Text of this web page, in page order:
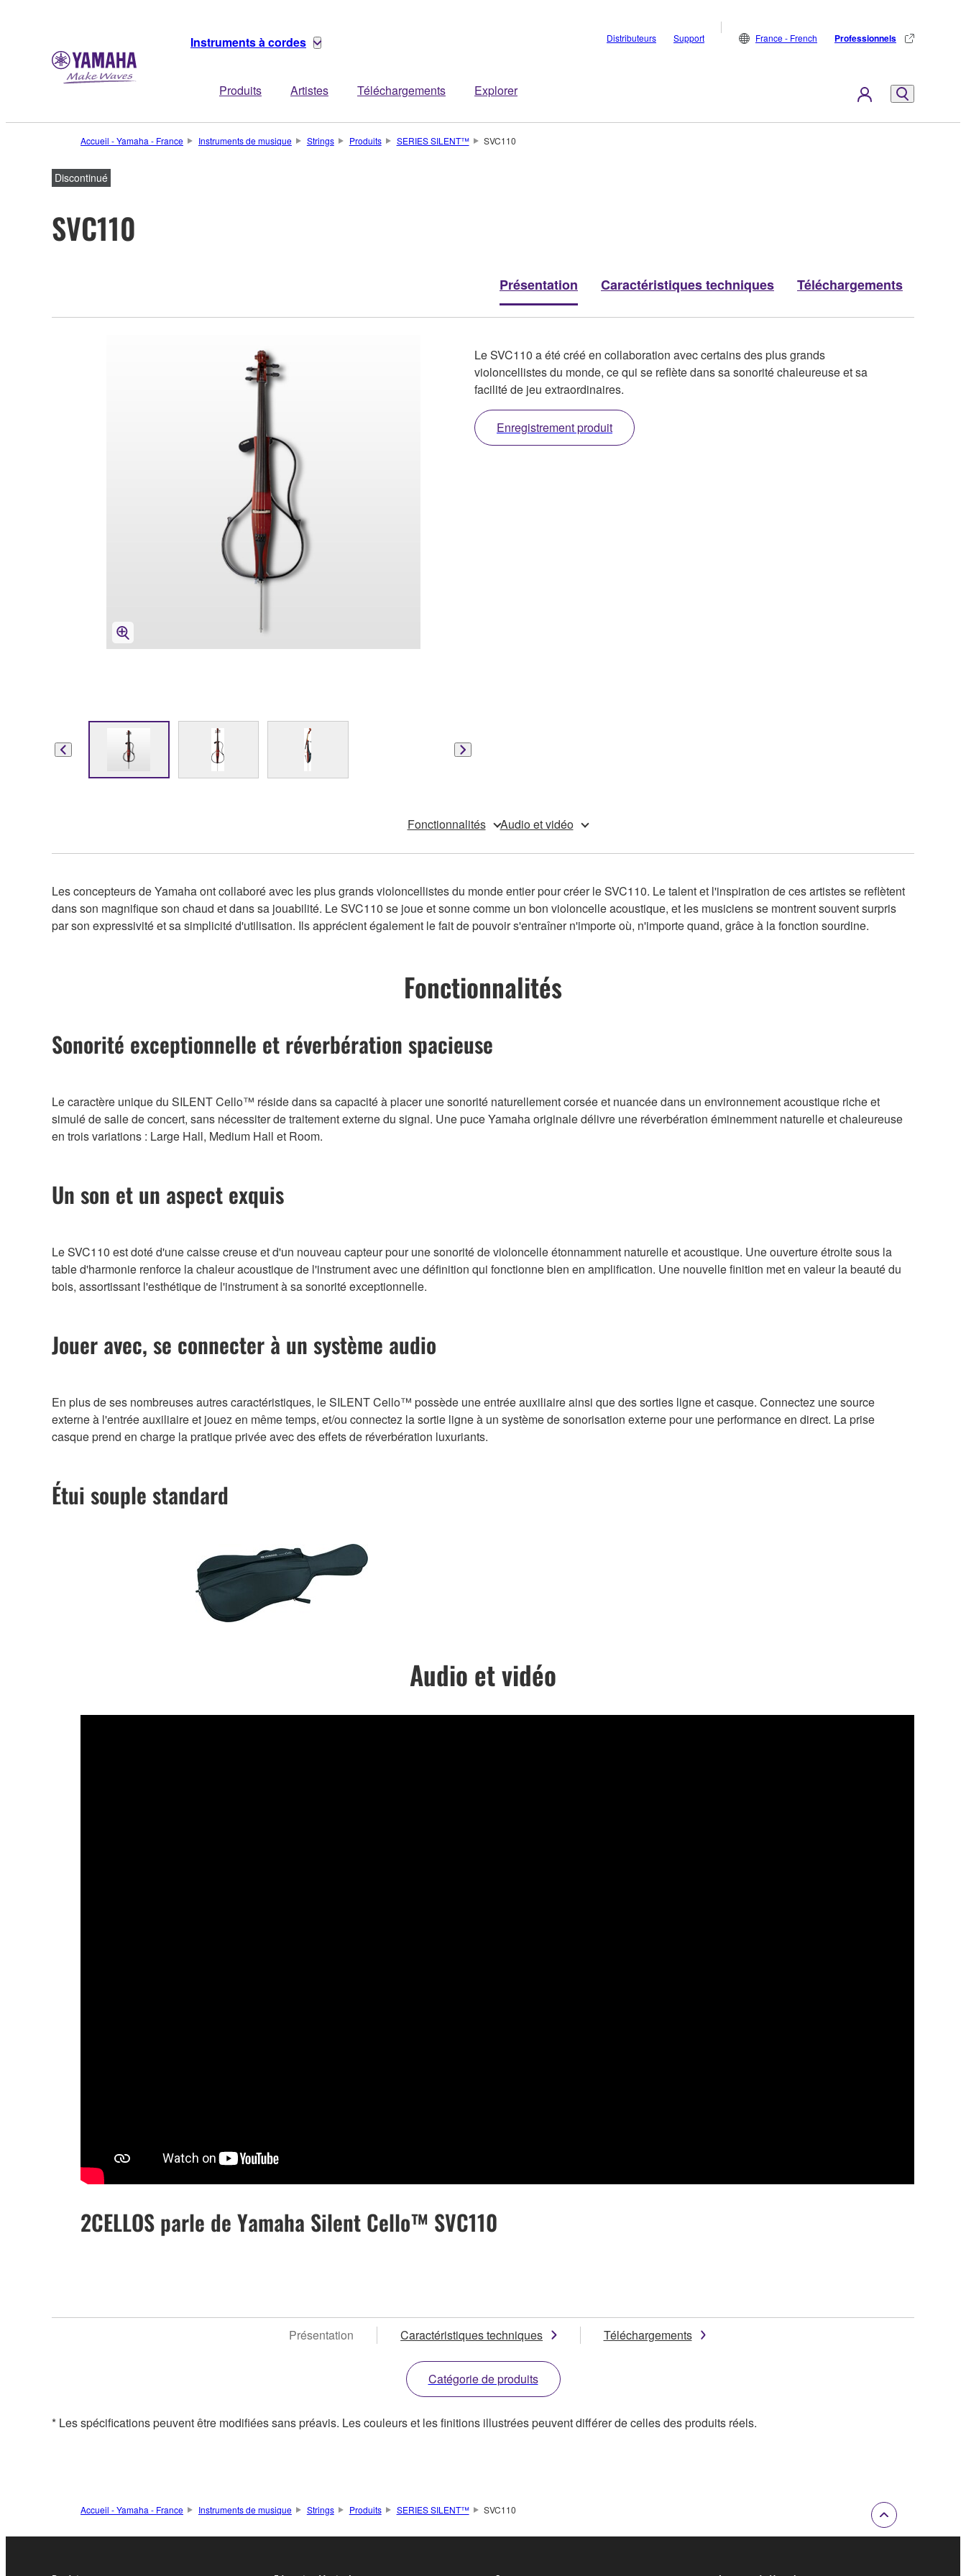
Instruments à cordes
Produits Artistes Téléchargements Explorer
Distributeurs Support France - French Professionnels
Accueil - Yamaha - France Instruments de musique Strings Produits SERIES SILENT™ SVC110
Discontinué
SVC110
Présentation Caractéristiques techniques Téléchargements
Le SVC110 a été créé en collaboration avec certains des plus grands
violoncellistes du monde, ce qui se reflète dans sa sonorité chaleureuse et sa
facilité de jeu extraordinaires.
Enregistrement produit
Fonctionnalités Audio et vidéo
Les concepteurs de Yamaha ont collaboré avec les plus grands violoncellistes du monde entier pour créer le SVC110. Le talent et l'inspiration de ces artistes se reflètent
dans son magnifique son chaud et dans sa jouabilité. Le SVC110 se joue et sonne comme un bon violoncelle acoustique, et les musiciens se montrent souvent surpris
par son expressivité et sa simplicité d'utilisation. Ils apprécient également le fait de pouvoir s'entraîner n'importe où, n'importe quand, grâce à la fonction sourdine.
Fonctionnalités
Sonorité exceptionnelle et réverbération spacieuse
Le caractère unique du SILENT Cello™ réside dans sa capacité à placer une sonorité naturellement corsée et nuancée dans un environnement acoustique riche et
simulé de salle de concert, sans nécessiter de traitement externe du signal. Une puce Yamaha originale délivre une réverbération éminemment naturelle et chaleureuse
en trois variations : Large Hall, Medium Hall et Room.
Un son et un aspect exquis
Le SVC110 est doté d'une caisse creuse et d'un nouveau capteur pour une sonorité de violoncelle étonnamment naturelle et acoustique. Une ouverture étroite sous la
table d'harmonie renforce la chaleur acoustique de l'instrument avec une définition qui fonctionne bien en amplification. Une nouvelle finition met en valeur la beauté du
bois, assortissant l'esthétique de l'instrument à sa sonorité exceptionnelle.
Jouer avec, se connecter à un système audio
En plus de ses nombreuses autres caractéristiques, le SILENT Cello™ possède une entrée auxiliaire ainsi que des sorties ligne et casque. Connectez une source
externe à l'entrée auxiliaire et jouez en même temps, et/ou connectez la sortie ligne à un système de sonorisation externe pour une performance en direct. La prise
casque prend en charge la pratique privée avec des effets de réverbération luxuriants.
Étui souple standard
Audio et vidéo
2CELLOS parle de Yamaha Silent Cello™ SVC110
Présentation Caractéristiques techniques Téléchargements
Catégorie de produits
* Les spécifications peuvent être modifiées sans préavis. Les couleurs et les finitions illustrées peuvent différer de celles des produits réels.
Accueil - Yamaha - France Instruments de musique Strings Produits SERIES SILENT™ SVC110